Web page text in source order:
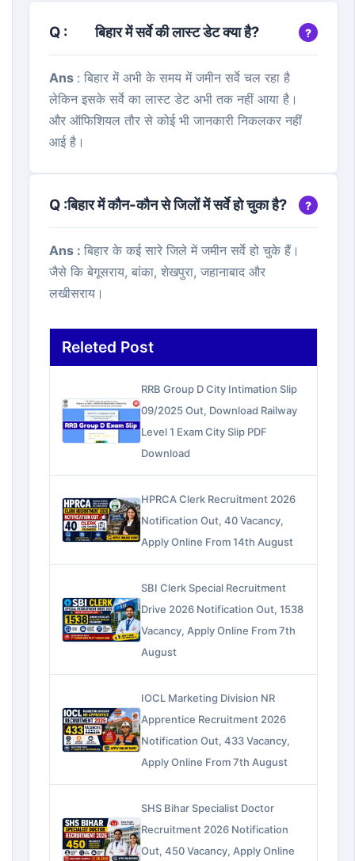
Q : बिहार में सर्वे की लास्ट डेट क्या है?
Ans : बिहार में अभी के समय में जमीन सर्वे चल रहा है
लेकिन इसके सर्वे का लास्ट डेट अभी तक नहीं आया है।
और ऑफिशियल तौर से कोई भी जानकारी निकलकर नहीं
आई है।
Q :बिहार में कौन-कौन से जिलों में सर्वे हो चुका है?
Ans : बिहार के कई सारे जिले में जमीन सर्वे हो चुके हैं।
जैसे कि बेगूसराय, बांका, शेखपुरा, जहानाबाद और
लखीसराय।
Releted Post
RRB Group D City Intimation Slip
09/2025 Out, Download Railway
Level 1 Exam City Slip PDF
Download
HPRCA Clerk Recruitment 2026
Notification Out, 40 Vacancy,
Apply Online From 14th August
SBI Clerk Special Recruitment
Drive 2026 Notification Out, 1538
Vacancy, Apply Online From 7th
August
IOCL Marketing Division NR
Apprentice Recruitment 2026
Notification Out, 433 Vacancy,
Apply Online From 7th August
SHS Bihar Specialist Doctor
Recruitment 2026 Notification
Out, 450 Vacancy, Apply Online